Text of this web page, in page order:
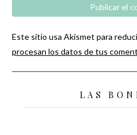
Este sitio usa Akismet para
procesan los datos de tus
LAS